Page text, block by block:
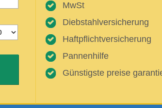
MwSt
Diebstahlversicherung
Haftpflichtversicherung
Pannenhilfe
Günstigste preise